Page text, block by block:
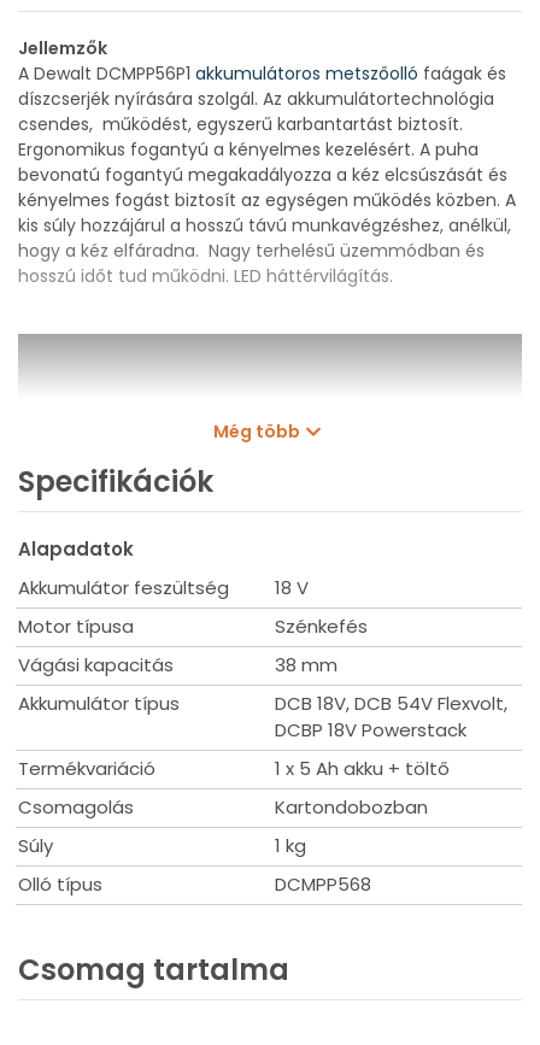
Jellemzők
A Dewalt DCMPP56P1 akkumulátoros metszőolló faágak és
díszcserjék nyírására szolgál. Az akkumulátortechnológia
csendes, működést, egyszerű karbantartást biztosít.
Ergonomikus fogantyú a kényelmes kezelésért. A puha
bevonatú fogantyú megakadályozza a kéz elcsúszását és
kényelmes fogást biztosít az egységen működés közben. A
kis súly hozzájárul a hosszú távú munkavégzéshez, anélkül,
hogy a kéz elfáradna. Nagy terhelésű üzemmódban és
hosszú időt tud működni. LED háttérvilágítás.
Még több
Specifikációk
Alapadatok
Akkumulátor feszültség
18 V
Motor típusa
Szénkefés
Vágási kapacitás
38 mm
Akkumulátor típus
DCB 18V, DCB 54V Flexvolt,
DCBP 18V Powerstack
Termékvariáció
1 x 5 Ah akku + töltő
Csomagolás
Kartondobozban
Súly
1 kg
Olló típus
DCMPP568
Csomag tartalma